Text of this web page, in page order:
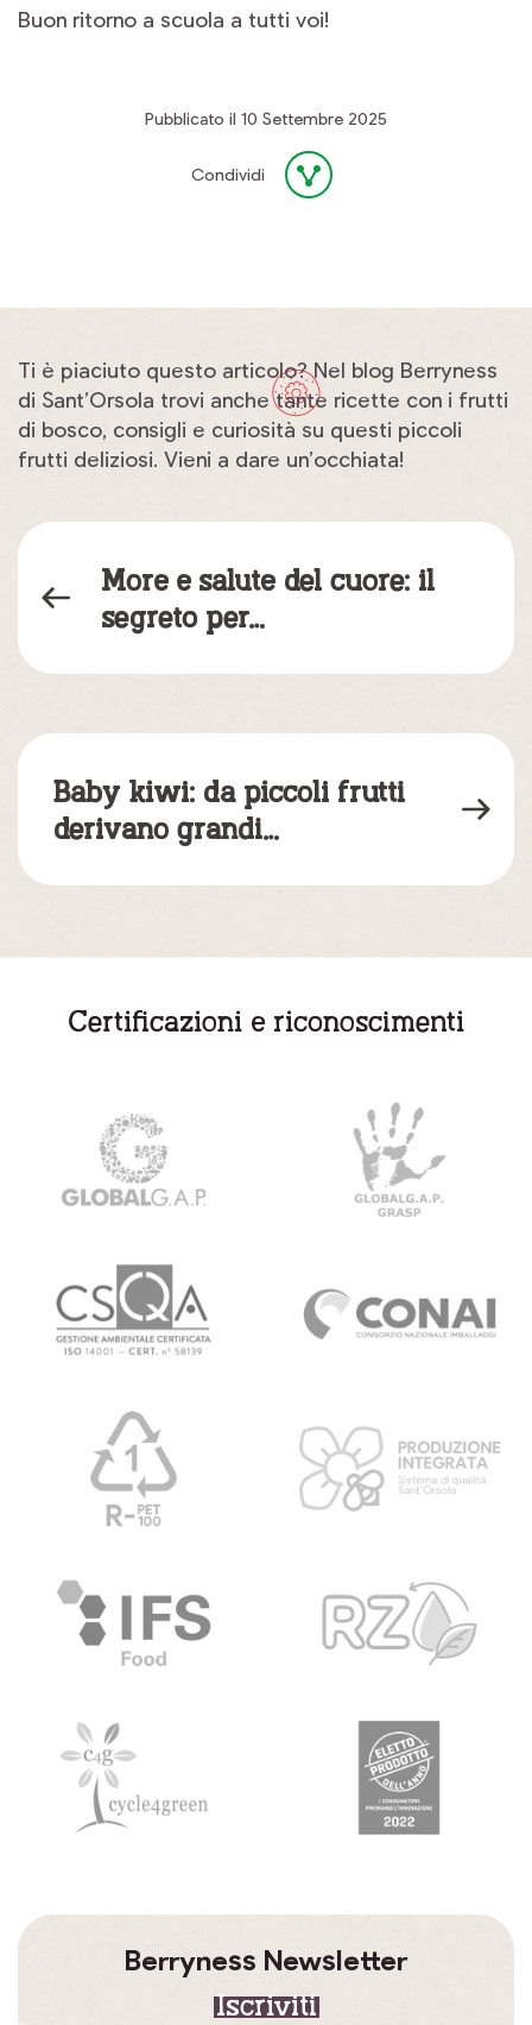
Buon ritorno a scuola a tutti voi!
Condividi
Pubblicato il 10 Settembre 2025
Ti è piaciuto questo articolo? Nel blog Berryness
di Sant’Orsola trovi anche tante ricette con i frutti
di bosco, consigli e curiosità su questi piccoli
frutti deliziosi. Vieni a dare un’occhiata!
More e salute del cuore: il
segreto per…
Baby kiwi: da piccoli frutti
derivano grandi
Certificazioni e riconoscimenti
Berryness Newsletter
Iscriviti